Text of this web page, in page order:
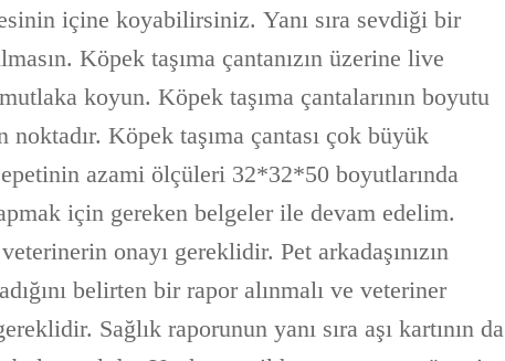
içine koyabilirsiniz. Yanı sıra sevdiği bir
Köpek taşıma çantanızın üzerine live
koyun. Köpek taşıma çantalarının boyutu
Köpek taşıma çantası çok büyük
azami ölçüleri 32*32*50 boyutlarında
için gereken belgeler ile devam edelim.
onayı gereklidir. Pet arkadaşınızın
belirten bir rapor alınmalı ve veteriner
Sağlık raporunun yanı sıra aşı kartının da